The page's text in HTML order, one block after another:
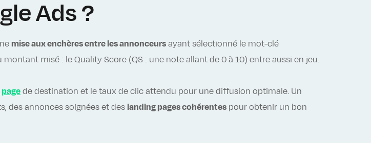
Ads ?
mise aux enchères entre les annonceursayant sélectionné le mot-clé
misé : le Quality Score (QS : une note allant de 0 à 10) entre aussi en jeu.
pagede destination et le taux de clic attendu pour une diffusion optimale. Un
des annonces soignées et des landing pages cohérentespour obtenir un bon